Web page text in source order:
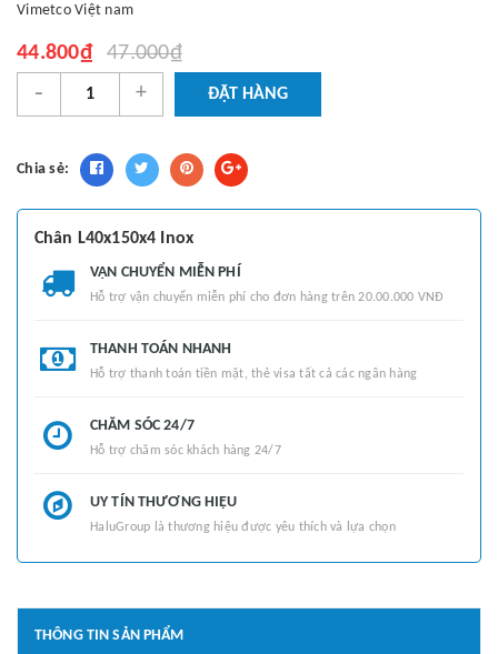
Vimetco Việt nam
44.800₫ 47.000₫
- + ĐẶT HÀNG
Chia sẻ:
Chân L40x150x4 Inox
VẬN CHUYỂN MIỄN PHÍ
Hỗ trợ vận chuyển miễn phí cho đơn hàng trên 20.00.000 VNĐ
THANH TOÁN NHANH
Hỗ trợ thanh toán tiền mặt, thẻ visa tất cả các ngân hàng
CHĂM SÓC 24/7
Hỗ trợ chăm sóc khách hàng 24/7
UY TÍN THƯƠNG HIỆU
HaluGroup là thương hiệu được yêu thích và lựa chọn
THÔNG TIN SẢN PHẨM